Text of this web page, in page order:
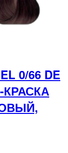
0/66 DE
КРАСКА